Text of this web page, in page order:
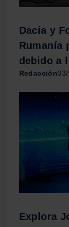
Dacia y
Rumanía
debido a
Redacción
Explora